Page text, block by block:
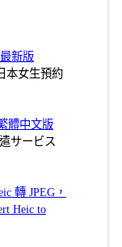
新版
本女生預約
體中文版
サービス
轉 JPEG，
Heic to